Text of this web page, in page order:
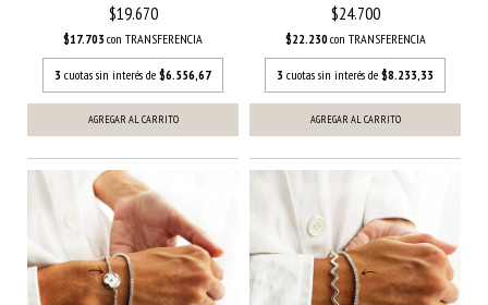
$19.670
$17.703 con TRANSFERENCIA
3 cuotas sin interés de $6.556,67
$24.700
$22.230con TRANSFERENCIA
3 cuotas sin interés de $8.233,33